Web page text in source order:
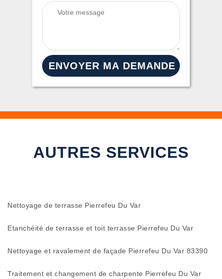
AUTRES SERVICES
Nettoyage de terrasse Pierrefeu Du Var
Etanchéité de terrasse et toit terrasse Pierrefeu Du Var
Nettoyage et ravalement de façade Pierrefeu Du Var 83390
Traitement et changement de charpente Pierrefeu Du Var